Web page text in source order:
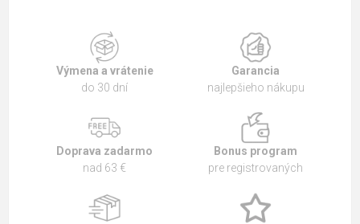
Výmena a vrátenie
do 30 dní
Garancia
najlepšieho nákupu
Doprava zadarmo
nad 63 €
Bonus program
pre registrovaných